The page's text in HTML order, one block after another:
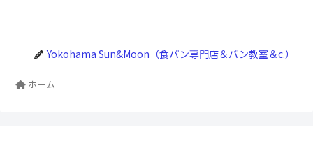
Yokohama Sun&Moon（食パン専門店＆パン教室＆c.）
ホーム